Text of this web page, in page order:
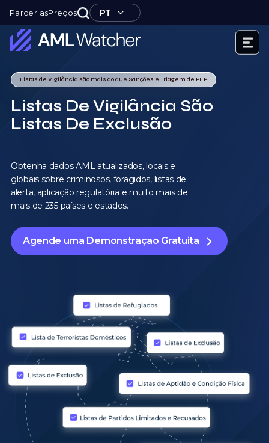
ParceriasPreços PT
Watcher
content
Listas de Vigilância são mais do que Sanções e Triagem de PEP
Listas De Vigilância São
Listas De Exclusão
Obtenha dados AML atualizados, locais e
globais sobre criminosos, foragidos, listas de
alerta, aplicação regulatória e muito mais de
mais de 235 países e estados.
Agende uma Demonstração Gratuita